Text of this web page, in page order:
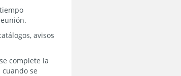
avisos
complete la
se